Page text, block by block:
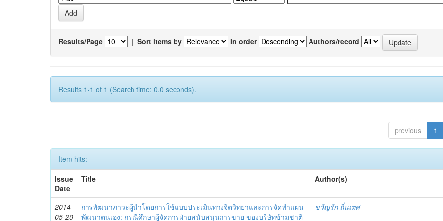
Results/Page | Sort items by In order Authors/record
Results 1-1 of 1 (Search time: 0.0 seconds).
previous 1
Item hits:
Issue
Date
Title Author(s)
2014-
05-20
การพัฒนาภาวะผู้นำโดยการใช้แบบประเมินทางจิตวิทยาและการจัดทำแผน
พัฒนาตนเอง: กรณีศึกษาผู้จัดการฝ่ายสนับสนุนการขาย ของบริษัทข้ามชาติ
ขวัญรัก ถิ่นเทศ